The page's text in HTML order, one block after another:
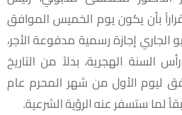
بأن يكون يوم الخميس الموافق
الجاري إجازة رسمية مدفوعة الأجر،
السنة الهجرية، بدلاً من التاريخ
ليوم الأول من شهر المحرم عام